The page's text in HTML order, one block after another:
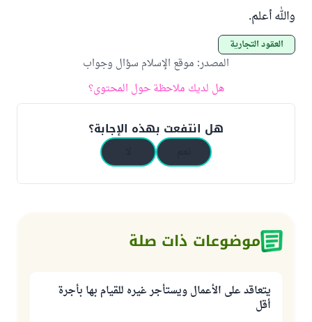
والله أعلم.
العقود التجارية
المصدر: موقع الإسلام سؤال وجواب
هل لديك ملاحظة حول المحتوى؟
هل انتفعت بهذه الإجابة؟
موضوعات ذات صلة
يتعاقد على الأعمال ويستأجر غيره للقيام بها بأجرة
أقل